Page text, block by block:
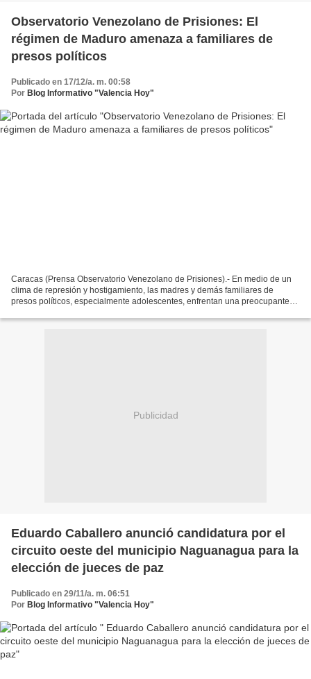
Observatorio Venezolano de Prisiones: El
régimen de Maduro amenaza a familiares de
presos políticos
Publicado en 17/12/a. m. 00:58
Por Blog Informativo "Valencia Hoy"
Caracas (Prensa Observatorio Venezolano de Prisiones).- En medio de un
clima de represión y hostigamiento, las madres y demás familiares de
presos políticos, especialmente adolescentes, enfrentan una preocupante
Publicidad
Eduardo Caballero anunció candidatura por el
circuito oeste del municipio Naguanagua para la
elección de jueces de paz
Publicado en 29/11/a. m. 06:51
Por Blog Informativo "Valencia Hoy"